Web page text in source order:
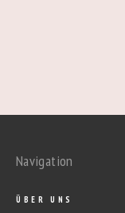
Navigation
ÜBER UNS